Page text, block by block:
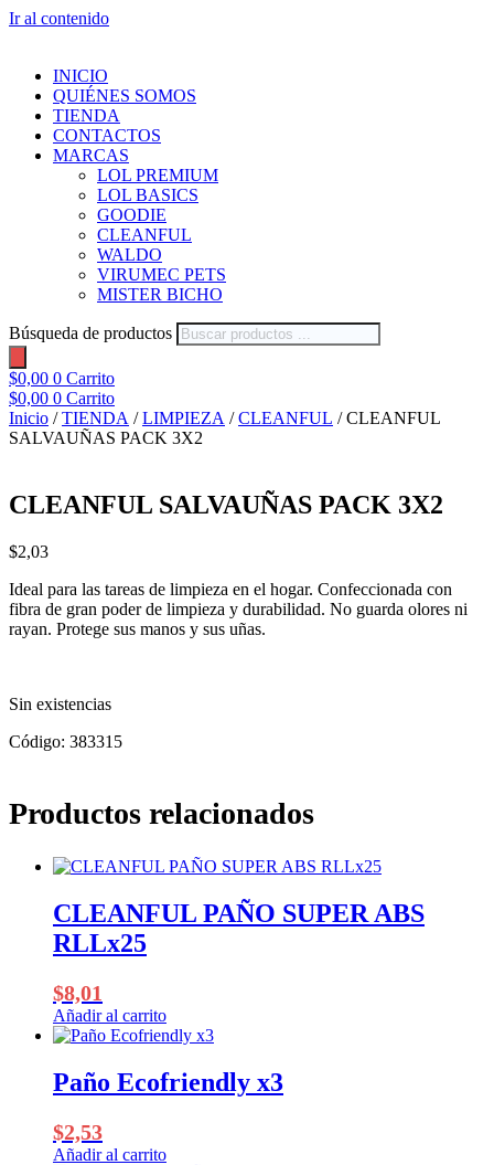
Ir al contenido
INICIO
QUIÉNES SOMOS
TIENDA
CONTACTOS
MARCAS
LOL PREMIUM
LOL BASICS
GOODIE
CLEANFUL
WALDO
VIRUMEC PETS
MISTER BICHO
Búsqueda de productos
$0,00 0 Carrito
$0,00 0 Carrito
Inicio /TIENDA /LIMPIEZA /CLEANFUL / CLEANFUL
SALVAUÑAS PACK 3X2
CLEANFUL SALVAUÑAS PACK 3X2
$2,03
Ideal para las tareas de limpieza en el hogar. Confeccionada con
fibra de gran poder de limpieza y durabilidad. No guarda olores ni
rayan. Protege sus manos y sus uñas.
Sin existencias
Código: 383315
Productos relacionados
CLEANFUL PAÑO SUPER ABS
RLLx25
$8,01
Añadir al carrito
Paño Ecofriendly x3
$2,53
Añadir al carrito